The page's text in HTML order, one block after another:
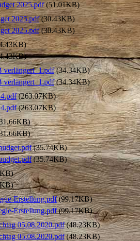
2025.pdf(51.01KB)
2025.pdf(30.43KB)
2025.pdf(30.43KB)
verlängert_1.pdf(34.34KB)
verlängert_1.pdf(34.34KB)
(263.07KB)
(263.07KB)
(35.74KB)
(35.74KB)
Erstellung.pdf(99.17KB)
Erstellung.pdf(99.17KB)
05.08.2020.pdf(48.23KB)
05.08.2020.pdf(48.23KB)